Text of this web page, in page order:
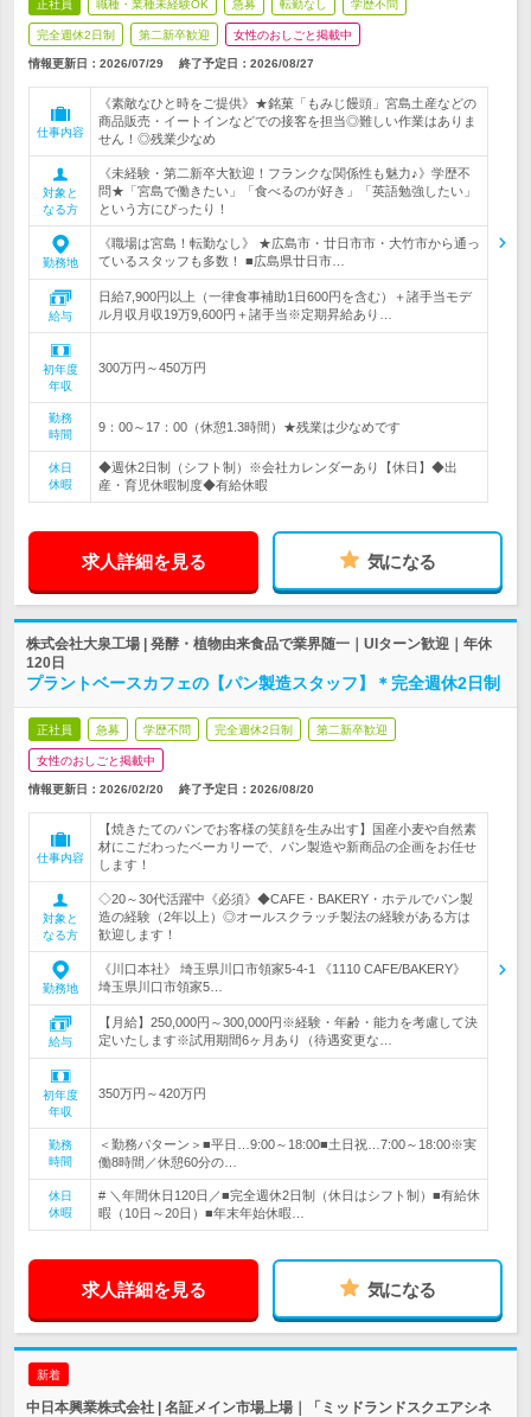
正社員 職種・業種未経験OK 急募 転勤なし 学歴不問
完全週休2日制 第二新卒歓迎 女性のおしごと掲載中
情報更新日：2026/07/29 終了予定日： 2026/08/27
仕事内容
《素敵なひと時をご提供》★銘菓「もみじ饅頭」宮島土産などの
商品販売・イートインなどでの接客を担当◎難しい作業はありま
せん！◎残業少なめ
対象と
なる方
《未経験・第二新卒大歓迎！フランクな関係性も魅力♪》学歴不
問★「宮島で働きたい」「食べるのが好き」「英語勉強したい」
という方にぴったり！
勤務地
《職場は宮島！転勤なし》 ★広島市・廿日市市・大竹市から通っ
ているスタッフも多数！ ■広島県廿日市…
給与
日給7,900円以上（一律食事補助1日600円を含む）＋諸手当モデ
ル月収月収19万9,600円＋諸手当※定期昇給あり…
初年度
年収
300万円～450万円
勤務
時間
9：00～17：00（休憩1.3時間）★残業は少なめです
休日
休暇
◆週休2日制（シフト制）※会社カレンダーあり【休日】◆出
産・育児休暇制度◆有給休暇
求人詳細を見る 気になる
株式会社大泉工場 | 発酵・植物由来食品で業界随一｜UIターン歓迎｜年休
120日
プラントベースカフェの【パン製造スタッフ】＊完全週休2日制
正社員 急募 学歴不問 完全週休2日制 第二新卒歓迎
女性のおしごと掲載中
情報更新日：2026/02/20 終了予定日： 2026/08/20
仕事内容
【焼きたてのパンでお客様の笑顔を生み出す】国産小麦や自然素
材にこだわったベーカリーで、パン製造や新商品の企画をお任せ
します！
対象と
なる方
◇20～30代活躍中《必須》◆CAFE・BAKERY・ホテルでパン製
造の経験（2年以上）◎オールスクラッチ製法の経験がある方は
歓迎します！
勤務地
《川口本社》 埼玉県川口市領家5-4-1 《1110 CAFE/BAKERY》
埼玉県川口市領家5…
給与
【月給】250,000円～300,000円※経験・年齢・能力を考慮して決
定いたします※試用期間6ヶ月あり（待遇変更な…
初年度
年収
350万円～420万円
勤務
時間
＜勤務パターン＞■平日…9:00～18:00■土日祝…7:00～18:00※実
働8時間／休憩60分の…
休日
休暇
# ＼年間休日120日／■完全週休2日制（休日はシフト制）■有給休
暇（10日～20日）■年末年始休暇…
求人詳細を見る 気になる
新着
中日本興業株式会社 | 名証メイン市場上場｜「ミッドランドスクエアシネ